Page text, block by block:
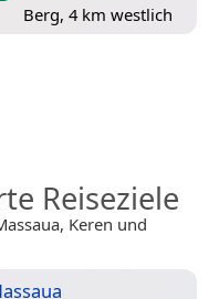
Berg, 4 km westlich
Reiseziele
Keren und